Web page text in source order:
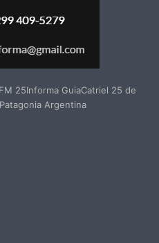
25Informa GuiaCatriel 25 de
Argentina